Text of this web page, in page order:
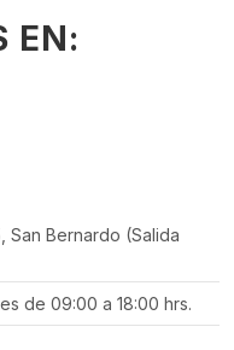
EN:
San Bernardo (Salida
de 09:00 a 18:00 hrs.